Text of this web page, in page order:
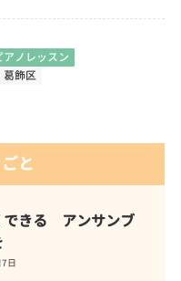
アノレッスン
葛飾区
と
できる アンサンブ
日